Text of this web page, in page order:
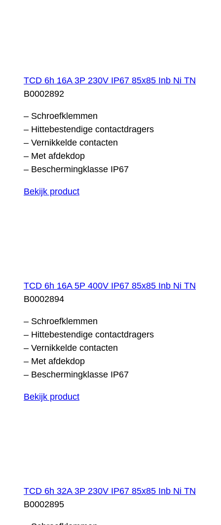
TCD 6h 16A 3P 230V IP67 85x85 Inb Ni TN
B0002892
– Schroefklemmen
– Hittebestendige contactdragers
– Vernikkelde contacten
– Met afdekdop
– Beschermingklasse IP67
Bekijk product
TCD 6h 16A 5P 400V IP67 85x85 Inb Ni TN
B0002894
– Schroefklemmen
– Hittebestendige contactdragers
– Vernikkelde contacten
– Met afdekdop
– Beschermingklasse IP67
Bekijk product
TCD 6h 32A 3P 230V IP67 85x85 Inb Ni TN
B0002895